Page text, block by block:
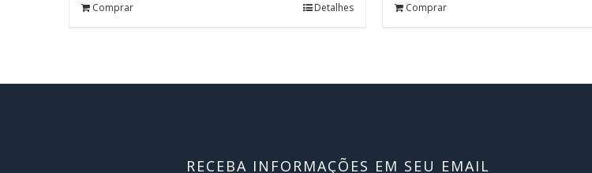
Comprar Detalhes Comprar
RECEBA INFORMAÇÕES EM SEU EMAIL